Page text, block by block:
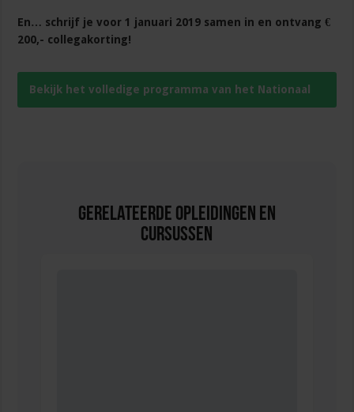
En… schrijf je voor 1 januari 2019 samen in en ontvang€
200,- collegakorting!
Bekijk het volledige programma van het Nationaal
Gerelateerde Opleidingen en
Cursussen